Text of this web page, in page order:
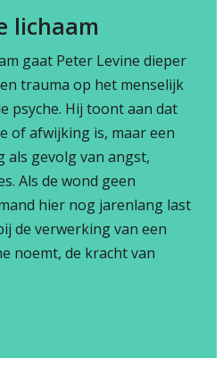
lichaam
gaat Peter Levine dieper
trauma op het menselijk
psyche. Hij toont aan dat
of afwijking is, maar een
gevolg van angst,
Als de wond geen
hier nog jarenlang last
de verwerking van een
noemt, de kracht van